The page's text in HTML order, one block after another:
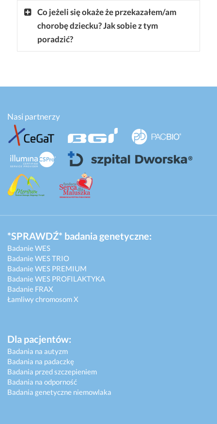
Co jeżeli się okaże że przekazałem/am
chorobę dziecku? Jak sobie z tym
poradzić?
Nasi partnerzy
*SPRAWDŹ* badania genetyczne:
Badanie WES
Badanie WES TRIO
Badanie WES PREMIUM
Badanie WES PROFILAKTYKA
Badanie FRAX
Łamliwy chromosom X
Dla pacjentów:
Badania na autyzm
Badania na padaczkę
Badania przed szczepieniem
Badania na odporność
Badania genetyczne niemowlaka